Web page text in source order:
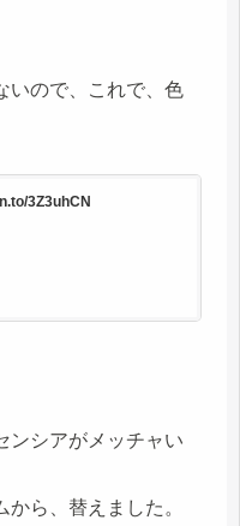
いので、これで、色
3Z3uhCN
ンシアがメッチャい
ら、替えました。